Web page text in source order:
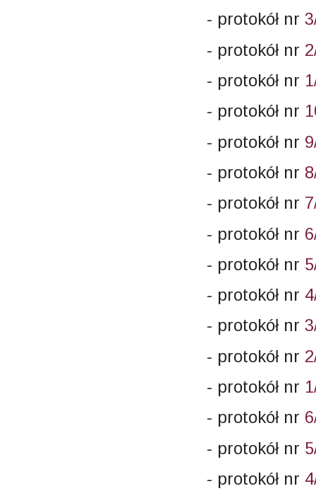
- protokół nr
- protokół nr
- protokół nr
- protokół nr
- protokół nr
- protokół nr
- protokół nr
- protokół nr
- protokół nr
- protokół nr
- protokół nr
- protokół nr
- protokół nr
- protokół nr
- protokół nr
- protokół nr